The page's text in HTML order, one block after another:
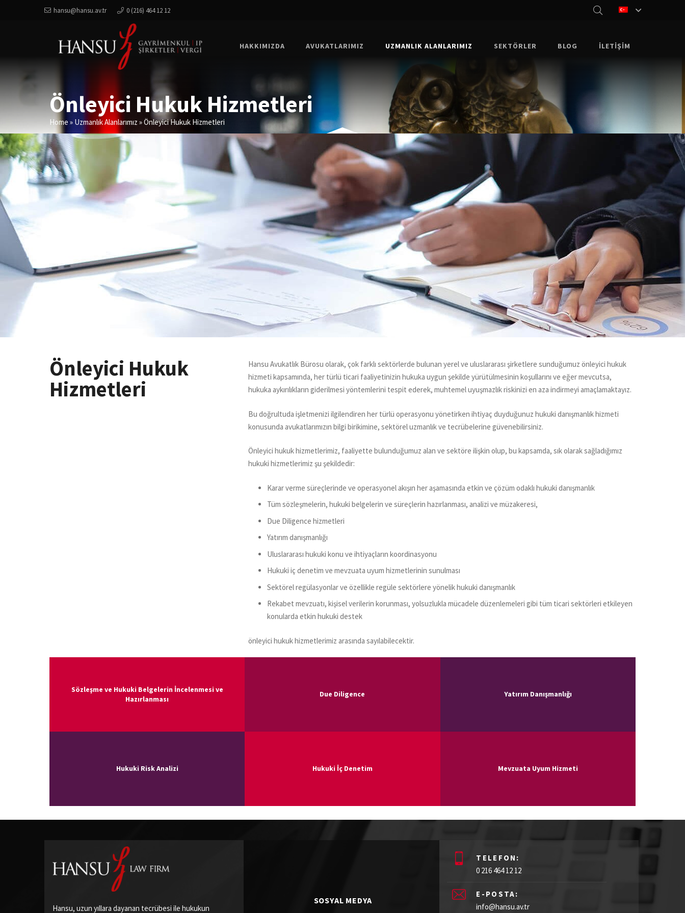
hansu@hansu.av.tr 0 (216) 464 12 12
HAKKIMIZDA AVUKATLARIMIZ UZMANLIK ALANLARIMIZ SEKTÖRLER BLOG İLETIŞIM
Önleyici Hukuk Hizmetleri
Home » Uzmanlık Alanlarımız »Önleyici Hukuk Hizmetleri
Önleyici Hukuk
Hizmetleri
Hansu Avukatlık Bürosu olarak, çok farklı sektörlerde bulunan yerel ve uluslararası şirketlere sunduğumuz önleyici hukuk
hizmeti kapsamında, her türlü ticari faaliyetinizin hukuka uygun şekilde yürütülmesinin koşullarını ve eğer mevcutsa,
hukuka aykırılıkların giderilmesi yöntemlerini tespit ederek, muhtemel uyuşmazlık riskinizi en aza indirmeyi amaçlamaktayız.
Bu doğrultuda işletmenizi ilgilendiren her türlü operasyonu yönetirken ihtiyaç duyduğunuz hukuki danışmanlık hizmeti
konusunda avukatlarımızın bilgi birikimine, sektörel uzmanlık ve tecrübelerine güvenebilirsiniz.
Önleyici hukuk hizmetlerimiz, faaliyette bulunduğumuz alan ve sektöre ilişkin olup, bu kapsamda, sık olarak sağladığımız
hukuki hizmetlerimiz şu şekildedir:
Karar verme süreçlerinde ve operasyonel akışın her aşamasında etkin ve çözüm odaklı hukuki danışmanlık
Tüm sözleşmelerin, hukuki belgelerin ve süreçlerin hazırlanması, analizi ve müzakeresi,
Due Diligence hizmetleri
Yatırım danışmanlığı
Uluslararası hukuki konu ve ihtiyaçların koordinasyonu
Hukuki iç denetim ve mevzuata uyum hizmetlerinin sunulması
Sektörel regülasyonlar ve özellikle regüle sektörlere yönelik hukuki danışmanlık
Rekabet mevzuatı, kişisel verilerin korunması, yolsuzlukla mücadele düzenlemeleri gibi tüm ticari sektörleri etkileyen
konularda etkin hukuki destek
önleyici hukuk hizmetlerimiz arasında sayılabilecektir.
Sözleşme ve Hukuki Belgelerin İncelenmesi ve
Hazırlanması
Due Diligence Yatırım Danışmanlığı
Hukuki Risk Analizi Hukuki İç Denetim Mevzuata Uyum Hizmeti
Hansu, uzun yıllara dayanan tecrübesi ile hukukun
SOSYAL MEDYA
TELEFON:
0 216 464 12 12
E-POSTA:
info@hansu.av.tr